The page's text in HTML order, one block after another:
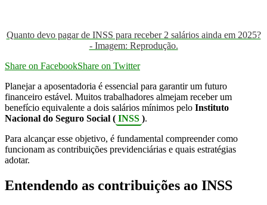
Quanto devo pagar de INSS para receber 2 salários​ ainda em 2025?
- Imagem: Reprodução.
Share on FacebookShare on Twitter
Planejar a aposentadoria é essencial para garantir um futuro
financeiro estável. Muitos trabalhadores almejam receber um
benefício equivalente a dois salários mínimos pelo Instituto
Nacional do Seguro Social ( INSS ).
Para alcançar esse objetivo, é fundamental compreender como
funcionam as contribuições previdenciárias e quais estratégias
adotar.
Entendendo as contribuições ao INSS